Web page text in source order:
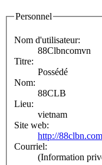
Personnel
Nom d'utilisateur:
88Clbncomvn
Titre:
Possédé
Nom:
88CLB
Lieu:
vietnam
Site web:
http://
Courriel:
(Information